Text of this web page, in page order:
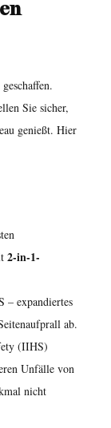
Sie sicher,
genießt. Hier
2-in-1-
– expandiertes
ab.
(IIHS)
Unfälle von
nicht